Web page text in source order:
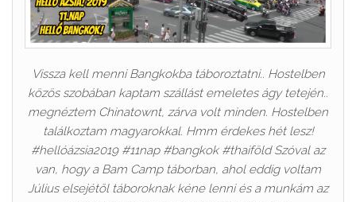
Vissza kell menni Bangkokba táboroztatni.. Hostelben
közös szobában kaptam szállást emeletes ágy tetején..
megnéztem Chinatownt, zárva volt minden. Hostelben
találkoztam magyarokkal. Hmm érdekes hét lesz!
#hellóázsia2019 #11nap #bangkok #thaiföld Szóval az
van, hogy a Bam Camp táborban, ahol eddig voltam
Július elsejétől táboroknak kéne lenni és a munkám az